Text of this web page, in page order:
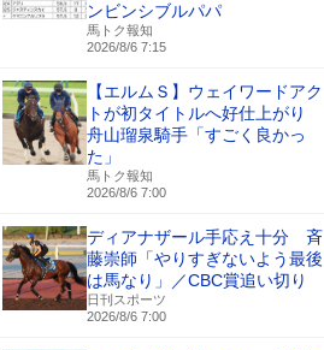
ンビンシブルパパ
馬トク報知
2026/8/6 7:15
【エルムＳ】ウェイワードアク
トが初タイトルへ好仕上がり
舟山瑠泉騎手「すごく良かっ
た」
馬トク報知
2026/8/6 7:00
ディアナザール手応え十分 斉
藤崇師「やりすぎないよう最後
は馬なり」／CBC賞追い切り
日刊スポーツ
2026/8/6 7:00